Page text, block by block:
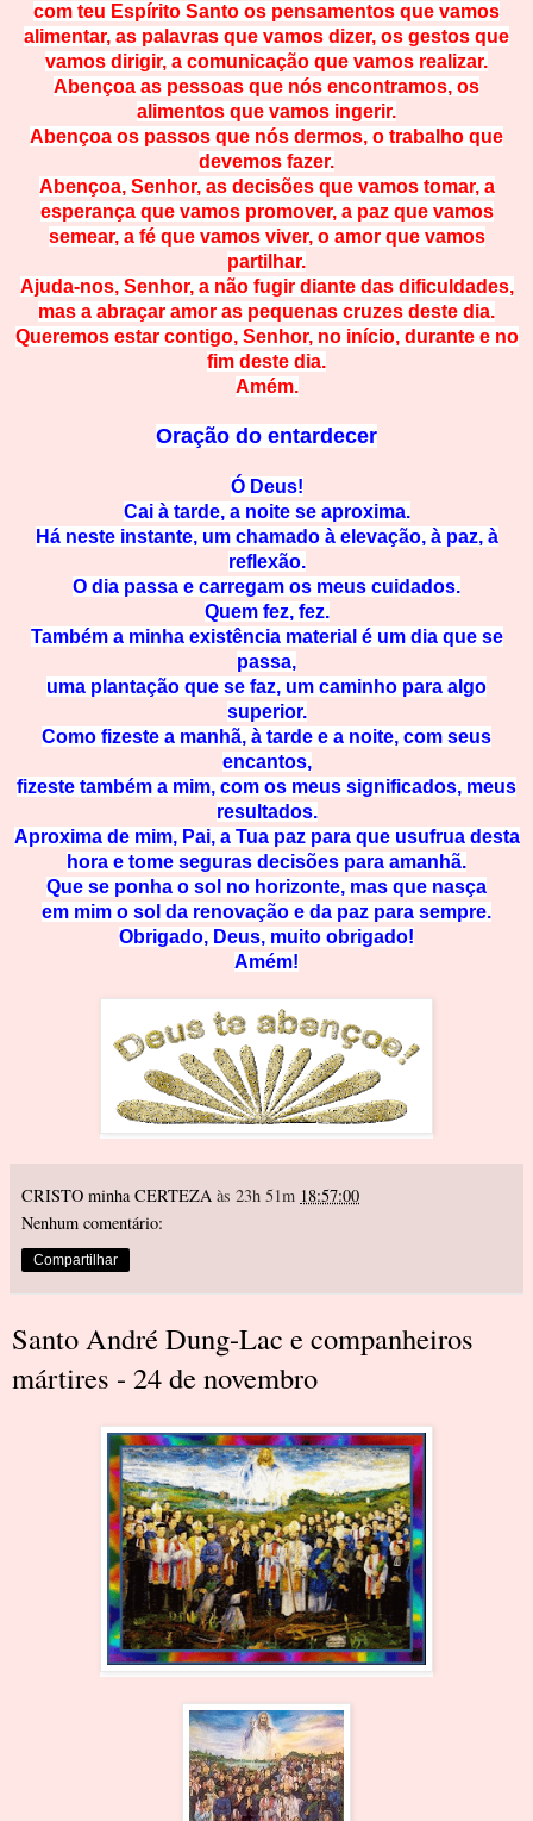
com teu Espírito Santo os pensamentos que vamos
alimentar, as palavras que vamos dizer, os gestos que
vamos dirigir, a comunicação que vamos realizar.
Abençoa as pessoas que nós encontramos, os
alimentos que vamos ingerir.
Abençoa os passos que nós dermos, o trabalho que
devemos fazer.
Abençoa, Senhor, as decisões que vamos tomar, a
esperança que vamos promover, a paz que vamos
semear, a fé que vamos viver, o amor que vamos
partilhar.
Ajuda-nos, Senhor, a não fugir diante das dificuldades,
mas a abraçar amor as pequenas cruzes deste dia.
Queremos estar contigo, Senhor, no início, durante e no
fim deste dia.
Amém.
Oração do entardecer
Ó Deus!
Cai à tarde, a noite se aproxima.
Há neste instante, um chamado à elevação, à paz, à
reflexão.
O dia passa e carregam os meus cuidados.
Quem fez, fez.
Também a minha existência material é um dia que se
passa,
uma plantação que se faz, um caminho para algo
superior.
Como fizeste a manhã, à tarde e a noite, com seus
encantos,
fizeste também a mim, com os meus significados, meus
resultados.
Aproxima de mim, Pai, a Tua paz para que usufrua desta
hora e tome seguras decisões para amanhã.
Que se ponha o sol no horizonte, mas que nasça
em mim o sol da renovação e da paz para sempre.
Obrigado, Deus, muito obrigado!
Amém!
CRISTO minha CERTEZA às 23h 51m 18:57:00
Nenhum comentário:
Compartilhar
Santo André Dung-Lac e companheiros
mártires - 24 de novembro